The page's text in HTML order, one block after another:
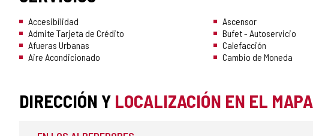
Accesibilidad
Admite Tarjeta de Crédito
Afueras Urbanas
Aire Acondicionado
Ascensor
Bufet - Autoservicio
Calefacción
Cambio de Moneda
DIRECCIÓN Y LOCALIZACIÓN EN EL MAPA